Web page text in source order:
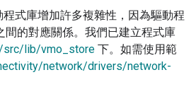
式庫增加許多複雜性，因為驅動程
間的對應關係。我們已建立程式庫
lib/vmo_store 下。如需使用範
network/drivers/network-